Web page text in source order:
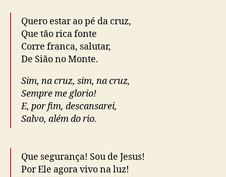
Quero estar ao pé da cruz,
Que tão rica fonte
Corre franca, salutar,
De Sião no Monte.
Sim, na cruz, sim, na cruz,
Sempre me glorio!
E, por fim, descansarei,
Salvo, além do rio.
Que segurança! Sou de Jesus!
Por Ele agora vivo na luz!